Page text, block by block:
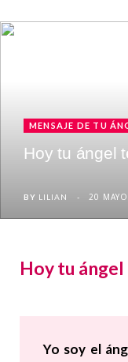
MENSAJE DE TU
Hoy tu ángel
BY LILIAN 20
Hoy tu ángel
Yo soy el